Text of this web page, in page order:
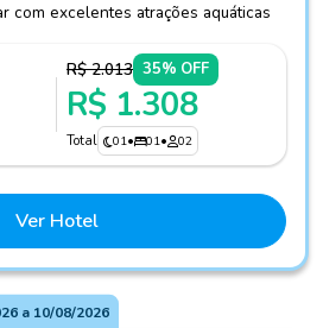
com excelentes atrações aquáticas
R$ 2.013 35% OFF
R$ 1.308
Total 01• 01• 02
Ver Hotel
a 10/08/2026